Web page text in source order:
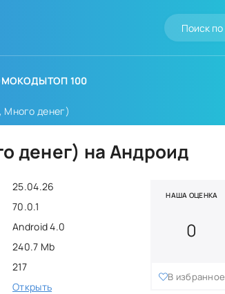
ТОП 100
Много денег)
денег) на Андроид
25.04.26
70.0.1
Android 4.0
240.7 Mb
217
Открыть
НАША ОЦЕНКА
0
В избранное